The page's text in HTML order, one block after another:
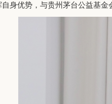
身优势，与贵州茅台公益基